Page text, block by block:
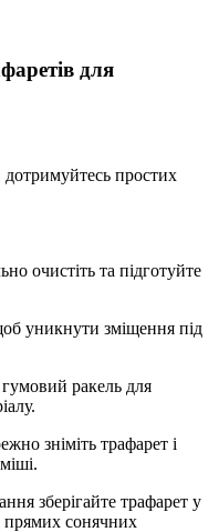
для
дотримуйтесь простих
очистіть та підготуйте
уникнути зміщення під
ракель для
зніміть трафарет і
зберігайте трафарет у
прямих сонячних